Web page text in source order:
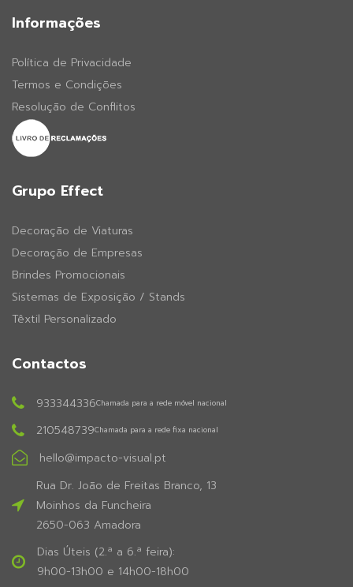
Informações
Política de Privacidade
Termos e Condições
Resolução de Conflitos
Grupo Effect
Decoração de Viaturas
Decoração de Empresas
Brindes Promocionais
Sistemas de Exposição / Stands
Têxtil Personalizado
Contactos
933344336Chamada para a rede móvel nacional
210548739Chamada para a rede fixa nacional
hello@impacto-visual.pt
Rua Dr. João de Freitas Branco, 13
Moinhos da Funcheira
2650-063 Amadora
Dias Úteis (2.ª a 6.ª feira):
9h00-13h00 e 14h00-18h00